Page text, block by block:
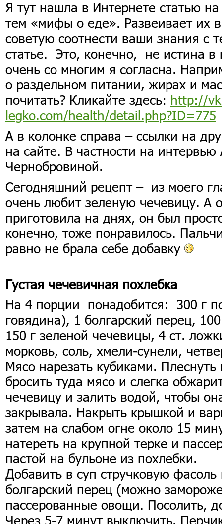
Я тут нашла в Интернете статью
тем «мифы о еде». Развеивает их
советую соотнести ваши знания с
статье. Это, конечно, не истина в
очень со многим я согласна.
о раздельном питании, жирах и
почитать? Кликайте здесь: http://
legko.com/health/detail.php?ID=775
А в колонке справа – ссылки на
на сайте. В частности на интервью
Чернобровиной.
Сегодняшний рецепт – из моего
очень любит зеленую чечевицу. А
приготовила на днях, он был
конечно, тоже понравилось.
равно не брала себе добавку
Густая чечевичная похлебка
На 4 порции понадобится: 300 г
говядина), 1 болгарский перец,
150 г зеленой чечевицы, 4 ст.
морковь, соль, хмели-сунели,
Мясо нарезать кубиками.
бросить туда мясо и слегка
чечевицу и залить водой, чтобы
закрывала. Накрыть крышкой и
затем на слабом огне около 15
натереть на крупной терке и
пастой на бульоне из похлебки.
Добавить в суп стручковую
болгарский перец (можно
пассерованные овощи. Посолить,
Через 5-7 минут выключить.